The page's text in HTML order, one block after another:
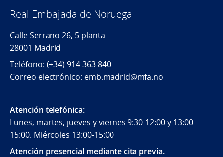
Real Embajada de Noruega
Calle Serrano 26, 5 planta
28001 Madrid
Teléfono: (+34) 914 363 840
Correo electrónico: emb.madrid@mfa.no
Atención telefónica:
Lunes, martes, jueves y viernes 9:30-12:00 y 13:00-
15:00. Miércoles 13:00-15:00
Atención presencial mediante cita previa.